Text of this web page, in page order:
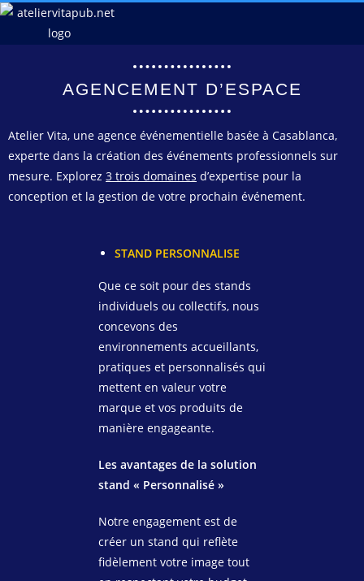
AGENCEMENT D’ESPACE
Atelier Vita, une agence événementielle basée à Casablanca,
experte dans la création des événements professionnels sur
mesure. Explorez 3 trois domaines d’expertise pour la
conception et la gestion de votre prochain événement.
STAND PERSONNALISE
Que ce soit pour des stands
individuels ou collectifs, nous
concevons des
environnements accueillants,
pratiques et personnalisés qui
mettent en valeur votre
marque et vos produits de
manière engageante.
Les avantages de la solution
stand « Personnalisé »
Notre engagement est de
créer un stand qui reflète
fidèlement votre image tout